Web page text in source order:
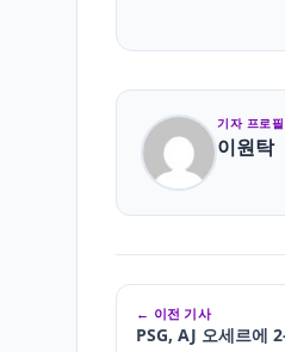
기자 프로필
이원탁
← 이전 기사
PSG, AJ 오세르에